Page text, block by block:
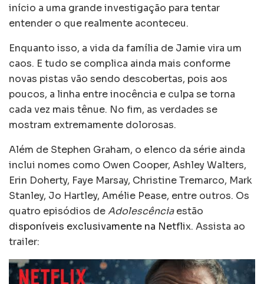
início a uma grande investigação para tentar
entender o que realmente aconteceu.
Enquanto isso, a vida da família de Jamie vira um
caos. E tudo se complica ainda mais conforme
novas pistas vão sendo descobertas, pois aos
poucos, a linha entre inocência e culpa se torna
cada vez mais tênue. No fim, as verdades se
mostram extremamente dolorosas.
Além de Stephen Graham, o elenco da série ainda
inclui nomes como Owen Cooper, Ashley Walters,
Erin Doherty, Faye Marsay, Christine Tremarco, Mark
Stanley, Jo Hartley, Amélie Pease, entre outros. Os
quatro episódios deAdolescênciaestão
disponíveis exclusivamente na Netflix. Assista ao
trailer: